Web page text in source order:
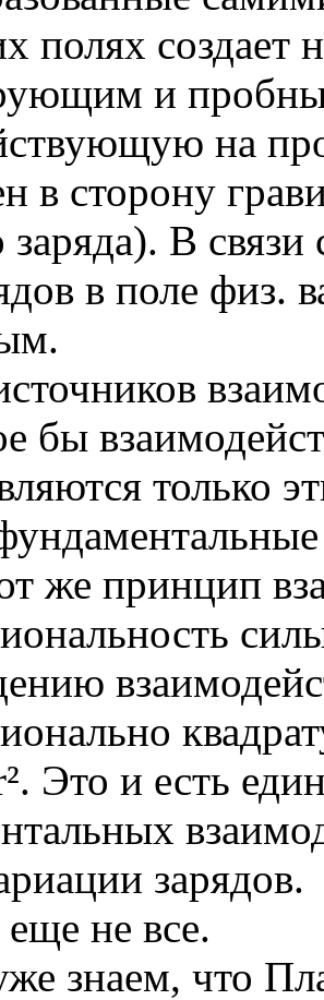
полях
и
на
в сторону
В
в поле физ.
бы
только
же принцип
Это и есть
зарядов.
не все.
знаем, что